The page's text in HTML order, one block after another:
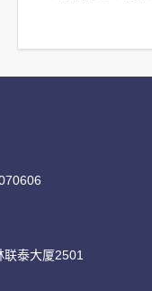
泰大厦2501